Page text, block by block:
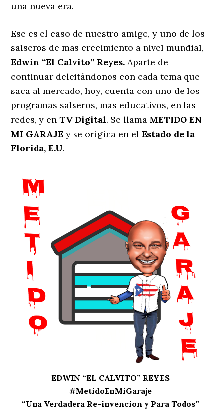
una nueva era.
Ese es el caso de nuestro amigo, y uno de los
salseros de mas crecimiento a nivel mundial,
Edwin “El Calvito” Reyes. Aparte de
continuar deleitándonos con cada tema que
saca al mercado, hoy, cuenta con uno de los
programas salseros, mas educativos, en las
redes, y enTV Digital. Se llama METIDO EN
MI GARAJE y se origina en elEstado de la
Florida, E.U.
EDWIN “EL CALVITO” REYES
#MetidoEnMiGaraje
“Una Verdadera Re-invencion y Para Todos”